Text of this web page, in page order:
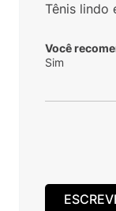
Tênis lindo
Você
Sim